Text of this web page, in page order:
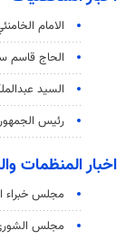
الامام
الحاج قاسم
السید
رئيس
اخبار المنظمات
مجلس خبراء
مجلس